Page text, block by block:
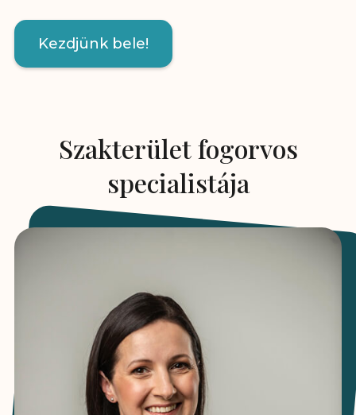
Kezdjünk bele!
Szakterület fogorvos
specialistája